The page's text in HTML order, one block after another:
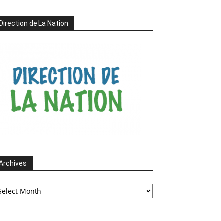
de La Nation